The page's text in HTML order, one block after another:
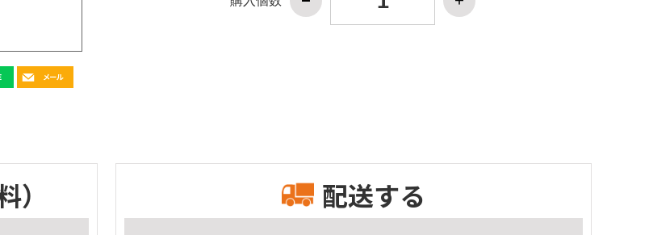
） 配送する